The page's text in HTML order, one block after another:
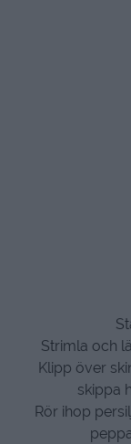
Strimla och
Klipp över
skippa
Rör ihop